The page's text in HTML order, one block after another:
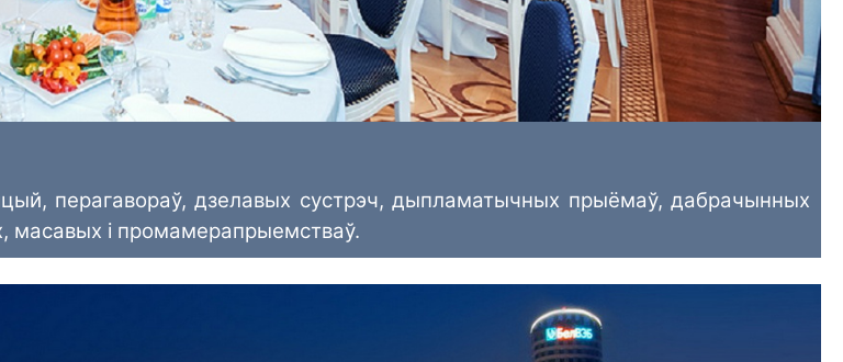
перагавораў, дзелавых сустрэч, дыпламатычных прыёмаў, дабрачынных
масавых і промамерапрыемстваў.